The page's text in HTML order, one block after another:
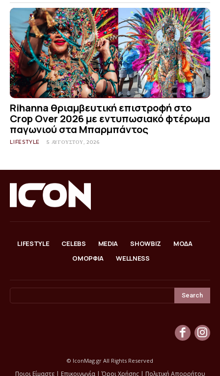
Rihanna θριαμβευτική επιστροφή στο
Crop Over 2026 με εντυπωσιακό φτέρωμα
παγωνιού στα Μπαρμπάντος
LIFESTYLE 5 ΑΥΓΟΎΣΤΟΥ, 2026
LIFESTYLE CELEBS MEDIA SHOWBIZ
ΜΟΔΑ
ΟΜΟΡΦΙΑ
WELLNESS
Search
© IconMag.gr All Rights Reserved
Ποιοι Είμαστε| Επικοινωνία|Όροι Χρήσης| Πολιτική Απορρήτου